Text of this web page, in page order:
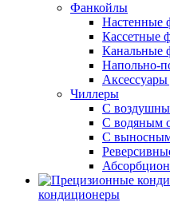
Фанкойлы
Настенные
Кассетные
Канальные
Напольно-
Чиллеры
С
С водяным
С выносным
кондиционеры